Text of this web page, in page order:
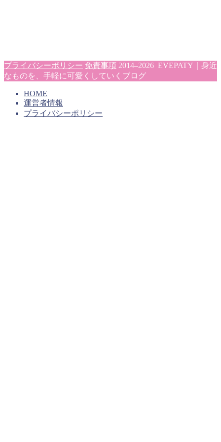
プライバシーポリシー 免責事項 2014–2026 EVEPATY｜身近
なものを、手軽に可愛くしていくブログ
HOME
運営者情報
プライバシーポリシー